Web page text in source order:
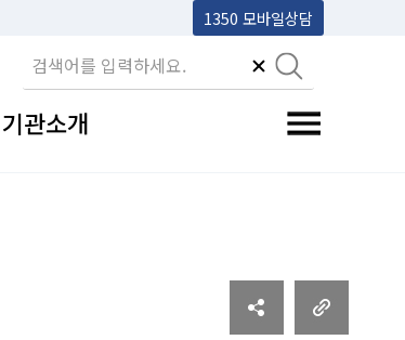
1350 모바일상담
기관소개 전체메뉴 토글